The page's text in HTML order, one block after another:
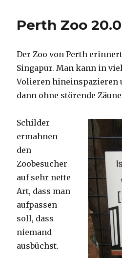
Perth Zoo
Der Zoo von Perth
Singapur. Man kann in
Volieren hineinspazieren
dann ohne störende
Schilder
ermahnen
den
Zoobesucher
auf sehr nette
Art, dass man
aufpassen
soll, dass
niemand
ausbüchst.